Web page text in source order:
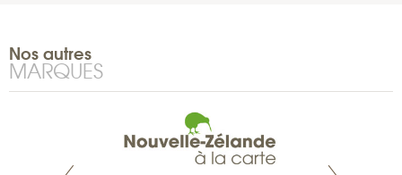
Nos autres
MARQUES